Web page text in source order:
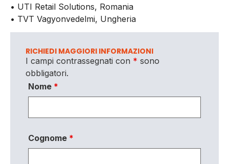
• UTI Retail Solutions, Romania
• TVT Vagyonvedelmi, Ungheria
RICHIEDI MAGGIORI INFORMAZIONI
I campi contrassegnati con * sono
obbligatori.
Nome *
Cognome *